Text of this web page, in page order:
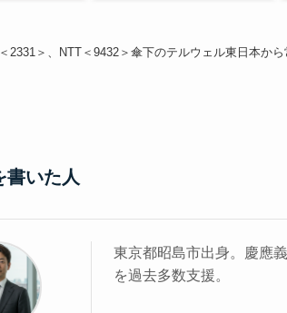
2331＞、NTT＜9432＞傘下のテルウェル東日本か
書いた人
東京都昭島市出身。慶應
を過去多数支援。